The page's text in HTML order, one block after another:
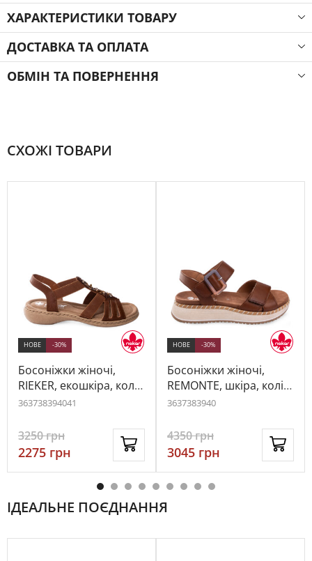
ХАРАКТЕРИСТИКИ ТОВАРУ
ДОСТАВКА ТА ОПЛАТА
ОБМІН ТА ПОВЕРНЕННЯ
СХОЖІ ТОВАРИ
НОВЕ
Босоніжки жіночі,
RIEKER, екошкіра, колір
коричневий, 1053826
-30%
363738394041
3250грн
2275 грн
НОВЕ
Босоніжки жіночі,
REMONTE, шкіра, колір
коричневий, 1057311
-30%
3637383940
4350грн
3045 грн
ІДЕАЛЬНЕ ПОЄДНАННЯ